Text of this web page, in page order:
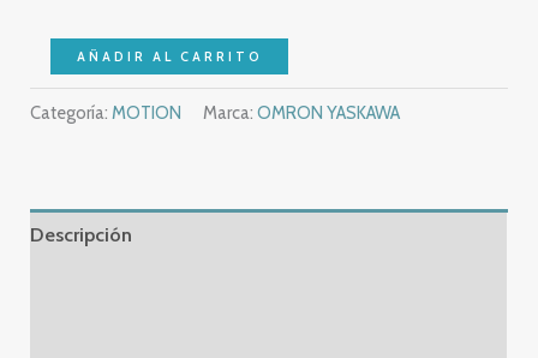
OMRON
R88D-
UA08V
SERVO
DRIVER
AÑADIR AL CARRITO
Categoría:MOTION Marca:OMRON YASKAWA
Descripción